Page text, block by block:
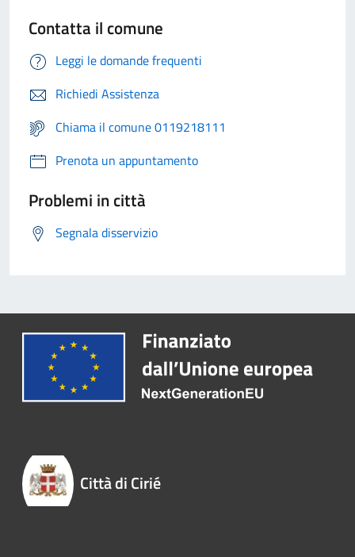
Contatta il comune
Leggi le domande frequenti
Richiedi Assistenza
Chiama il comune 0119218111
Prenota un appuntamento
Problemi in città
Segnala disservizio
Città di Cirié